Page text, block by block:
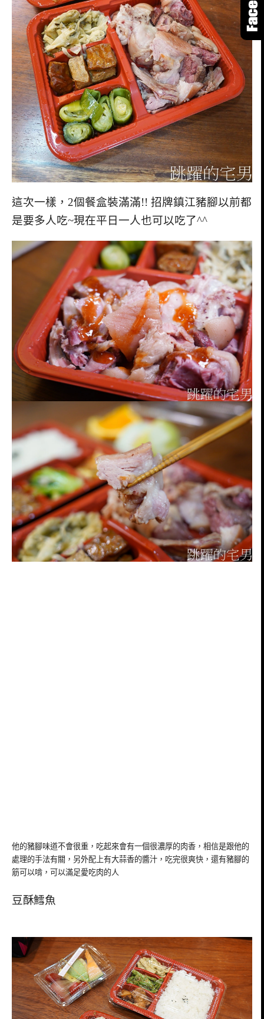
這次一樣，2個餐盒裝滿滿!! 招牌鎮江豬腳以前都
是要多人吃~現在平日一人也可以吃了^^
他的豬腳味道不會很重，吃起來會有一個很濃厚的肉香，相信是跟他的
處理的手法有關，另外配上有大蒜香的醬汁，吃完很爽快，還有豬腳的
筋可以啃，可以滿足愛吃肉的人
豆酥鱈魚